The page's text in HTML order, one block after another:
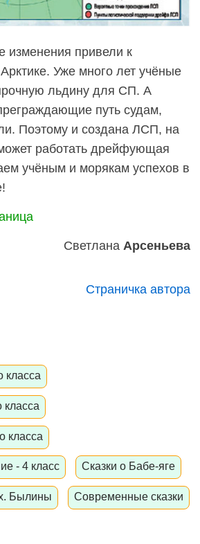
изменения привели к
Уже много лет учёные
льдину для СП. А
путь судам,
Поэтому и создана ЛСП, на
работать дрейфующая
учёным и морякам успехов в
Светлана Арсеньева
Страничка автора
класса
класса
класса
- 4 класс Сказки о Бабе-яге
Былины Современные сказки